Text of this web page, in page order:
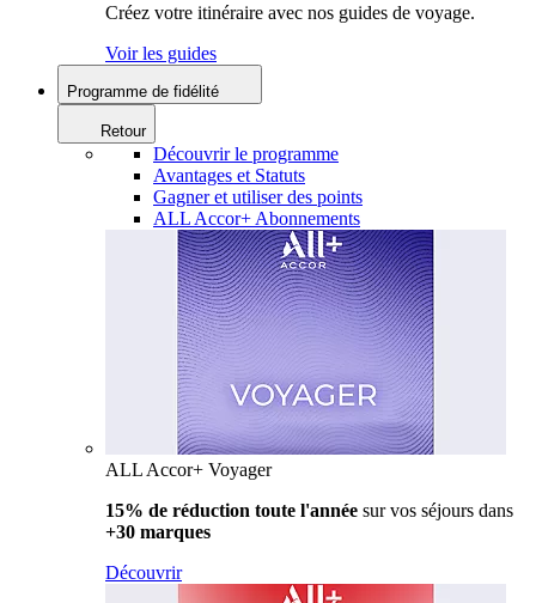
Créez votre itinéraire avec nos guides de voyage.
Voir les guides
Programme de fidélité
Retour
Découvrir le programme
Avantages et Statuts
Gagner et utiliser des points
ALL Accor+ Abonnements
ALL Accor+ Voyager
15% de réduction toute l'année sur vos séjours dans
+30 marques
Découvrir